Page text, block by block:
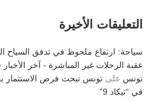
التعليقات الأخيرة
سياحة: ارتفاع ملحوظ في تدفق السياح
عقبة الرحلات غير المباشرة - آخر
تونس على تونس تبحث فرص الاستثمار
في “تيكاد 9”